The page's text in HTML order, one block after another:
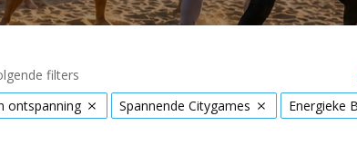
filters
ontspanning Spannende Citygames
Energieke